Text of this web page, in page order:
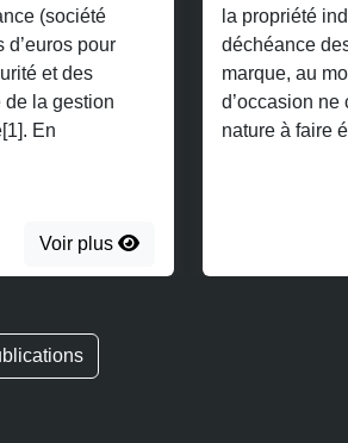
la propriété industrielle (INPI)
déchéance des droits d’un
marque, au motif que la revente
d’occasion ne constitue pas un
nature à faire échec à la […]